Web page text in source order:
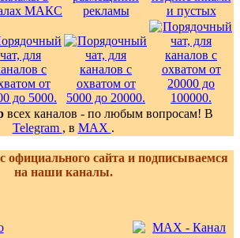
всех каналов - по любым вопросам! В
Telegram , в MAX .
с официального сайта и подписываемся
на наши каналы.